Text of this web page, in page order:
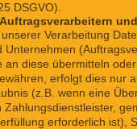
DSGVO).
Verarbeitung
Unternehmen
an diese übermitteln
erfolgt dies nur
(z.B. wenn eine
erforderlich ist),